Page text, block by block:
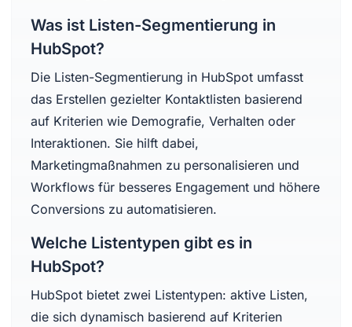
Was ist Listen-Segmentierung in
HubSpot?
Die Listen-Segmentierung in HubSpot umfasst
das Erstellen gezielter Kontaktlisten basierend
auf Kriterien wie Demografie, Verhalten oder
Interaktionen. Sie hilft dabei,
Marketingmaßnahmen zu personalisieren und
Workflows für besseres Engagement und höhere
Conversions zu automatisieren.
Welche Listentypen gibt es in
HubSpot?
HubSpot bietet zwei Listentypen: aktive Listen,
die sich dynamisch basierend auf Kriterien